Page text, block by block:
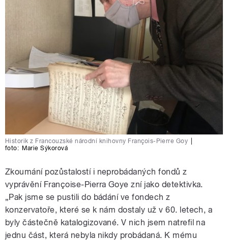
Historik z Francouzské národní knihovny François-Pierre Goy
foto: Marie Sýkorová
Zkoumání pozůstalostí i neprobádaných fondů z
vyprávění Françoise-Pierra Goye zní jako detektivka.
„Pak jsme se pustili do bádání ve fondech z
konzervatoře, které se k nám dostaly už v 60. letech, a
byly částečně katalogizované. V nich jsem natrefil na
jednu část, která nebyla nikdy probádaná. K mému